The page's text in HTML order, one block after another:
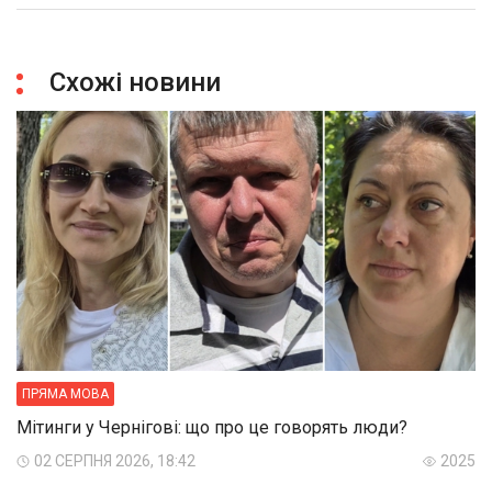
Схожі новини
ПРЯМА МОВА
Мітинги у Чернігові: що про це говорять люди?
02 СЕРПНЯ 2026, 18:42 2025